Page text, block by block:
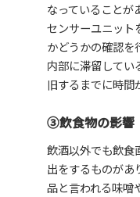
なっていることが
センサーユニット
かどうかの確認を
内部に滞留してい
旧するまでに時間
③飲食物の影響
飲酒以外でも飲食
出をするものがあ
品と言われる味噌